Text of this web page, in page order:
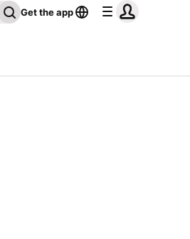
Get the app